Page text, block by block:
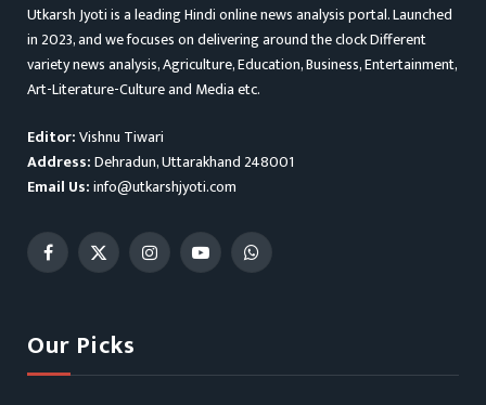
Utkarsh Jyoti is a leading Hindi online news analysis portal. Launched
in 2023, and we focuses on delivering around the clock Different
variety news analysis, Agriculture, Education, Business, Entertainment,
Art-Literature-Culture and Media etc.
Editor:Vishnu Tiwari
Address:Dehradun, Uttarakhand 248001
Email Us:info@utkarshjyoti.com
Facebook
X
InstagramYouTubeWhatsApp
Our Picks